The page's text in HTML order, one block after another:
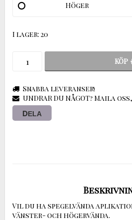
Höger
I lager: 20
KÖP
Snabba leveranser!
UNDRAR DU NÅGOT? Maila
DELA
Vil du ha spegelvända
vänster- och högervända.